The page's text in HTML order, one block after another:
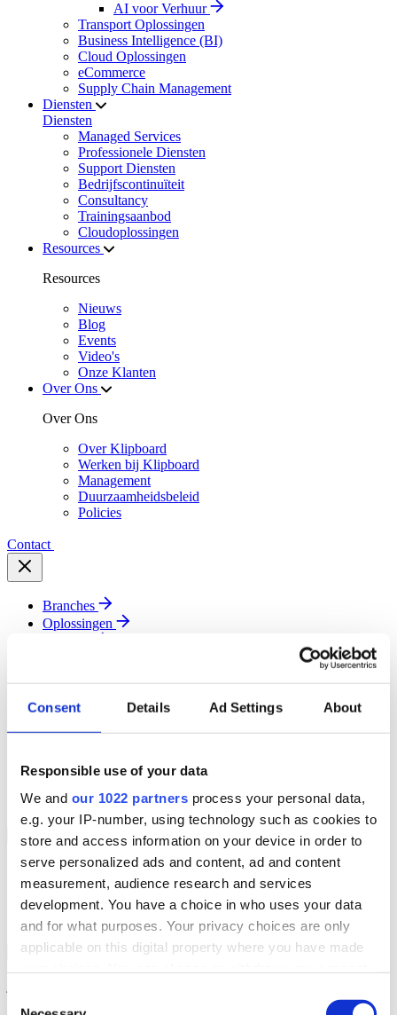
Consent Details Ad Settings About
Responsible use of your data
We and our 1022 partners process your personal data,
e.g. your IP-number, using technology such as cookies to
store and access information on your device in order to
serve personalized ads and content, ad and content
measurement, audience research and services
development. You have a choice in who uses your data
and for what purposes. Your privacy choices are only
applicable on this digital property where you have made
the Privacy trigger icon.
Consent
AI voor Verhuur
Transport Oplossingen
Business Intelligence (BI)
Cloud Oplossingen
eCommerce
Supply Chain Management
Diensten
Diensten
Managed Services
Professionele Diensten
Support Diensten
Bedrijfscontinuïteit
Consultancy
Trainingsaanbod
Cloudoplossingen
Resources
Resources
Nieuws
Blog
Events
Video's
Onze Klanten
Over Ons
Over Ons
Over Klipboard
Werken bij Klipboard
Management
Duurzaamheidsbeleid
Policies
Contact
Branches
Oplossingen
Region
Klantenportaal
Contact
Back to Menu Branches
Groothandel
Automotive
Verhuur
Field Service
Back to Branches
Groothandel Overzicht
Vergroot je ordercapaciteit en verhoog de klanttevredenheid terwijl